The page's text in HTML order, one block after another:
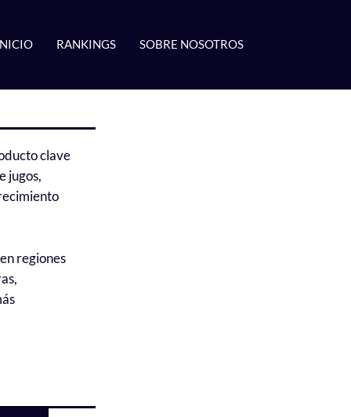
RANKINGS SOBRE NOSOTROS
clave
jugos,
regiones